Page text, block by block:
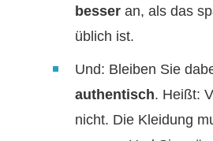
besser an, als das
üblich ist.
Und: Bleiben Sie
authentisch. Heißt:
nicht. Die Kleidung